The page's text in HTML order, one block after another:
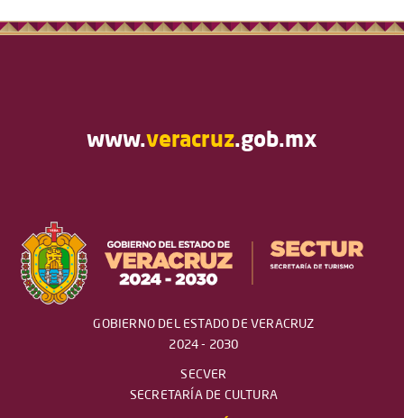
www.veracruz.gob.mx
GOBIERNO DEL ESTADO DE VERACRUZ
2024 - 2030
SECVER
SECRETARÍA DE CULTURA